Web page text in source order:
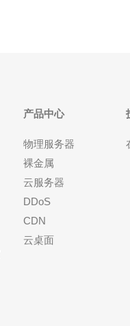
产品中心
物理服务器
裸金属
云服务器
DDoS
CDN
云桌面